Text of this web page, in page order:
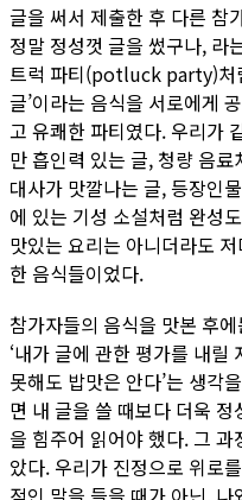
글을 써서 제출한 후 다른 참
정말 정성껏 글을 썼구나, 라
트럭 파티(potluck party)처
글’이라는 음식을 서로에게
고 유쾌한 파티였다. 우리가
만 흡인력 있는 글, 청량 음
대사가 맛깔나는 글, 등장인
에 있는 기성 소설처럼 완성
맛있는 요리는 아니더라도
한 음식들이었다.
참가자들의 음식을 맛본 후
‘내가 글에 관한 평가를 내릴
못해도 밥맛은 안다’는 생각
면 내 글을 쓸 때보다 더욱
을 힘주어 읽어야 했다. 그
았다. 우리가 진정으로 위로